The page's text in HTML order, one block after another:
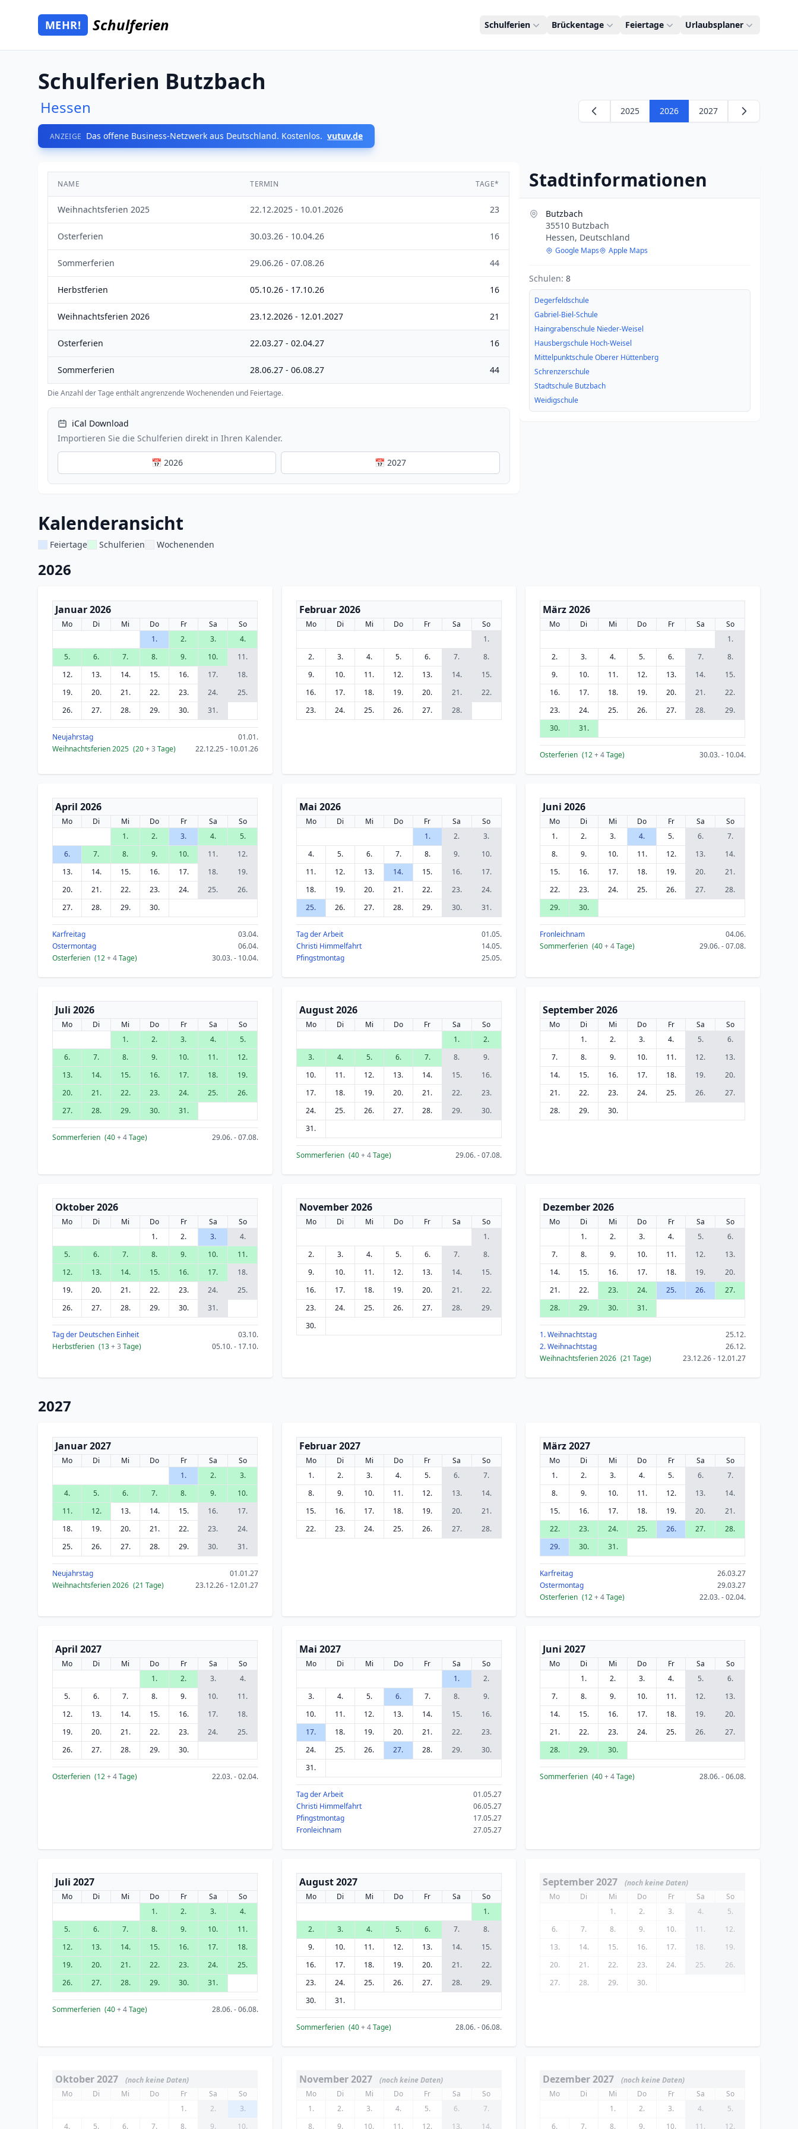
Zum Hauptinhalt springen
Mehr Schulferien
MEHR! Schulferien Schulferien Brückentage Feiertage Urlaubsplaner
Schulferien Butzbach
Hessen
ANZEIGE Das offene Business-Netzwerk aus Deutschland. Kostenlos. vutuv.de
2025 2026 2027
NAME TERMIN TAGE*
Weihnachtsferien 2025 22.12.2025 - 10.01.2026 23
Osterferien 30.03.26 - 10.04.26 16
Sommerferien 29.06.26 - 07.08.26 44
Herbstferien 05.10.26 - 17.10.26 16
Weihnachtsferien 2026 23.12.2026 - 12.01.2027 21
Osterferien 22.03.27 - 02.04.27 16
Sommerferien 28.06.27 - 06.08.27 44
Die Anzahl der Tage enthält angrenzende Wochenenden und Feiertage.
iCal Download
Importieren Sie die Schulferien direkt in Ihren Kalender.
📅 2026 📅 2027
Stadtinformationen
Butzbach
35510 Butzbach
Hessen, Deutschland
Google Maps Apple Maps
Schulen: 8
Degerfeldschule
Gabriel-Biel-Schule
Haingrabenschule Nieder-Weisel
Hausbergschule Hoch-Weisel
Mittelpunktschule Oberer Hüttenberg
Schrenzerschule
Stadtschule Butzbach
Weidigschule
Kalenderansicht
Feiertage Schulferien Wochenenden
2026
Januar 2026
Mo Di Mi Do Fr Sa
So
1.
2. 3.
4.
5.
6. 7. 8. 9. 10.
11.
12.
13. 14. 15. 16. 17.
18.
19.
20. 21. 22. 23. 24.
25.
26.
27. 28. 29. 30. 31.
Neujahrstag
01.01.
Weihnachtsferien 2025 (20+ 3 Tage) 22.12.25 - 10.01.26
Februar 2026
Mo Di Mi Do Fr Sa
So
1.
2.
3. 4. 5. 6. 7.
8.
9.
10. 11. 12. 13. 14.
15.
16.
17. 18. 19. 20. 21.
22.
23.
24. 25. 26. 27. 28.
März 2026
Mo Di Mi Do Fr Sa
So
1.
2.
3. 4. 5. 6. 7.
8.
9.
10. 11. 12. 13. 14.
15.
16.
17. 18. 19. 20. 21.
22.
23.
24. 25. 26. 27. 28.
29.
30.
31.
Osterferien (12+ 4Tage) 30.03. - 10.04.
April 2026
Mo Di Mi Do Fr Sa
So
1.
2. 3. 4.
5.
6.
7. 8. 9. 10. 11.
12.
13.
14. 15. 16. 17. 18.
19.
20.
21. 22. 23. 24. 25.
26.
27.
28. 29. 30.
Karfreitag
03.04.
Ostermontag
06.04.
Osterferien (12+ 4Tage) 30.03. - 10.04.
Mai 2026
Mo Di Mi Do Fr Sa
So
1.
2.
3.
4.
5. 6. 7. 8. 9.
10.
11.
12. 13. 14. 15. 16.
17.
18.
19. 20. 21. 22. 23.
24.
25.
26. 27. 28. 29. 30. 31.
Tag der Arbeit
01.05.
Christi Himmelfahrt
14.05.
Pfingstmontag
25.05.
Juni 2026
Mo Di Mi Do Fr Sa
So
1.
2. 3. 4. 5. 6.
7.
8.
9. 10. 11. 12. 13.
14.
15.
16. 17. 18. 19. 20.
21.
22.
23. 24. 25. 26. 27.
28.
29.
30.
Fronleichnam
04.06.
Sommerferien (40+ 4Tage) 29.06. - 07.08.
Juli 2026
Mo Di Mi Do Fr Sa
So
1.
2. 3. 4.
5.
6.
7. 8. 9. 10. 11.
12.
13.
14. 15. 16. 17. 18.
19.
20.
21. 22. 23. 24. 25.
26.
27.
28. 29. 30. 31.
Sommerferien (40+ 4Tage) 29.06. - 07.08.
August 2026
Mo Di Mi Do Fr Sa
So
1.
2.
3.
4. 5. 6. 7. 8.
9.
10.
11. 12. 13. 14. 15.
16.
17.
18. 19. 20. 21. 22.
23.
24.
25. 26. 27. 28. 29.
30.
31.
Sommerferien (40+ 4Tage) 29.06. - 07.08.
September 2026
Mo Di Mi Do Fr Sa
So
1.
2. 3. 4. 5.
6.
7.
8. 9. 10. 11. 12.
13.
14.
15. 16. 17. 18. 19.
20.
21.
22. 23. 24. 25. 26.
27.
28.
29. 30.
Oktober 2026
Mo Di Mi Do Fr Sa
So
1.
2. 3.
4.
5.
6. 7. 8. 9. 10.
11.
12.
13. 14. 15. 16. 17.
18.
19.
20. 21. 22. 23. 24.
25.
26.
27. 28. 29. 30. 31.
Tag der Deutschen Einheit
03.10.
Herbstferien (13+ 3 Tage) 05.10. - 17.10.
November 2026
Mo Di Mi Do Fr Sa
So
1.
2.
3. 4. 5. 6. 7.
8.
9.
10. 11. 12. 13. 14.
15.
16.
17. 18. 19. 20. 21.
22.
23.
24. 25. 26. 27. 28.
29.
30.
Dezember 2026
Mo Di Mi Do Fr Sa
So
1.
2. 3. 4. 5.
6.
7.
8. 9. 10. 11. 12.
13.
14.
15. 16. 17. 18. 19.
20.
21.
22. 23. 24. 25. 26.
27.
28.
29. 30. 31.
1. Weihnachtstag
25.12.
2. Weihnachtstag
26.12.
Weihnachtsferien 2026 (21 Tage) 23.12.26 - 12.01.27
2027
Januar 2027
Mo Di Mi Do Fr Sa
So
1.
2.
3.
4.
5. 6. 7. 8. 9.
10.
11.
12. 13. 14. 15. 16.
17.
18.
19. 20. 21. 22. 23.
24.
25.
26. 27. 28. 29. 30. 31.
Neujahrstag
01.01.27
Weihnachtsferien 2026 (21 Tage) 23.12.26 - 12.01.27
Februar 2027
Mo Di Mi Do Fr Sa
So
1.
2. 3. 4. 5. 6.
7.
8.
9. 10. 11. 12. 13.
14.
15.
16. 17. 18. 19. 20.
21.
22.
23. 24. 25. 26. 27. 28.
März 2027
Mo Di Mi Do Fr Sa
So
1.
2. 3. 4. 5. 6.
7.
8.
9. 10. 11. 12. 13.
14.
15.
16. 17. 18. 19. 20.
21.
22.
23. 24. 25. 26. 27.
28.
29.
30. 31.
Karfreitag
26.03.27
Ostermontag
29.03.27
Osterferien (12+ 4Tage) 22.03. - 02.04.
April 2027
Mo Di Mi Do Fr Sa
So
1.
2. 3.
4.
5.
6. 7. 8. 9. 10.
11.
12.
13. 14. 15. 16. 17.
18.
19.
20. 21. 22. 23. 24.
25.
26.
27. 28. 29. 30.
Osterferien (12+ 4Tage) 22.03. - 02.04.
Mai 2027
Mo Di Mi Do Fr Sa
So
1.
2.
3.
4. 5. 6. 7. 8.
9.
10.
11. 12. 13. 14. 15.
16.
17.
18. 19. 20. 21. 22.
23.
24.
25. 26. 27. 28. 29.
30.
31.
Tag der Arbeit
01.05.27
Christi Himmelfahrt
06.05.27
Pfingstmontag
17.05.27
Fronleichnam
27.05.27
Juni 2027
Mo Di Mi Do Fr Sa
So
1.
2. 3. 4. 5.
6.
7.
8. 9. 10. 11. 12.
13.
14.
15. 16. 17. 18. 19.
20.
21.
22. 23. 24. 25. 26.
27.
28.
29. 30.
Sommerferien (40+ 4Tage) 28.06. - 06.08.
Juli 2027
Mo Di Mi Do Fr Sa
So
1.
2. 3.
4.
5.
6. 7. 8. 9. 10.
11.
12.
13. 14. 15. 16. 17.
18.
19.
20. 21. 22. 23. 24.
25.
26.
27. 28. 29. 30. 31.
Sommerferien (40+ 4Tage) 28.06. - 06.08.
August 2027
Mo Di Mi Do Fr Sa
So
1.
2.
3. 4. 5. 6. 7.
8.
9.
10. 11. 12. 13. 14.
15.
16.
17. 18. 19. 20. 21.
22.
23.
24. 25. 26. 27. 28.
29.
30.
31.
Sommerferien (40+ 4Tage) 28.06. - 06.08.
September 2027
(noch keine Daten)
Mo
Di Mi Do Fr Sa
So
1.
2. 3. 4.
5.
6.
7. 8. 9. 10. 11.
12.
13.
14. 15. 16. 17. 18.
19.
20.
21. 22. 23. 24. 25.
26.
27.
28. 29. 30.
Oktober 2027
(noch keine Daten)
Mo
Di Mi Do Fr Sa
So
1.
2.
3.
4.
5. 6. 7. 8. 9. 10.
November 2027
(noch keine Daten)
Mo
Di Mi Do Fr Sa
So
1.
2. 3. 4. 5. 6.
7.
8.
9. 10. 11. 12. 13. 14.
Dezember 2027
(noch keine Daten)
Mo
Di Mi Do Fr Sa
So
1.
2. 3. 4.
5.
6.
7. 8. 9. 10. 11. 12.